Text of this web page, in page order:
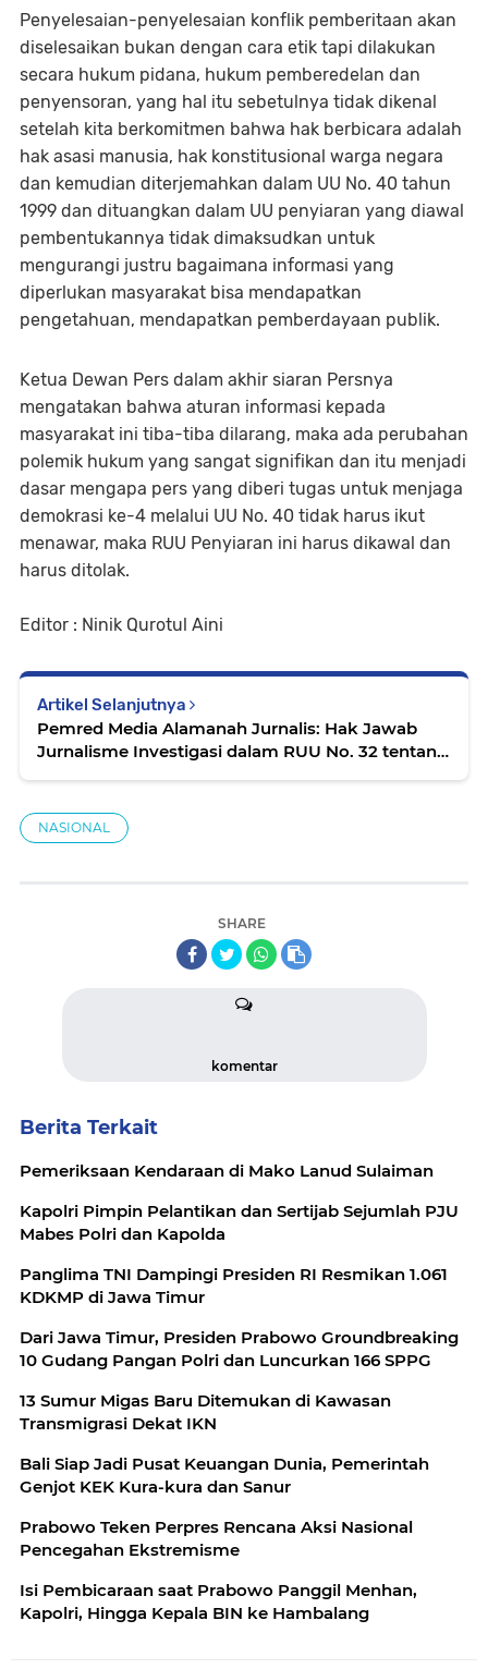
Penyelesaian-penyelesaian konflik pemberitaan akan
diselesaikan bukan dengan cara etik tapi dilakukan
secara hukum pidana, hukum pemberedelan dan
penyensoran, yang hal itu sebetulnya tidak dikenal
setelah kita berkomitmen bahwa hak berbicara adalah
hak asasi manusia, hak konstitusional warga negara
dan kemudian diterjemahkan dalam UU No. 40 tahun
1999 dan dituangkan dalam UU penyiaran yang diawal
pembentukannya tidak dimaksudkan untuk
mengurangi justru bagaimana informasi yang
diperlukan masyarakat bisa mendapatkan
pengetahuan, mendapatkan pemberdayaan publik.
Ketua Dewan Pers dalam akhir siaran Persnya
mengatakan bahwa aturan informasi kepada
masyarakat ini tiba-tiba dilarang, maka ada perubahan
polemik hukum yang sangat signifikan dan itu menjadi
dasar mengapa pers yang diberi tugas untuk menjaga
demokrasi ke-4 melalui UU No. 40 tidak harus ikut
menawar, maka RUU Penyiaran ini harus dikawal dan
harus ditolak.
Editor : Ninik Qurotul Aini
Artikel Selanjutnya
Pemred Media Alamanah Jurnalis: Hak Jawab
Jurnalisme Investigasi dalam RUU No. 32 tentang
NASIONAL
SHARE
komentar
Berita Terkait
Pemeriksaan Kendaraan di Mako Lanud Sulaiman
Kapolri Pimpin Pelantikan dan Sertijab Sejumlah PJU
Mabes Polri dan Kapolda
Panglima TNI Dampingi Presiden RI Resmikan 1.061
KDKMP di Jawa Timur
Dari Jawa Timur, Presiden Prabowo Groundbreaking
10 Gudang Pangan Polri dan Luncurkan 166 SPPG
13 Sumur Migas Baru Ditemukan di Kawasan
Transmigrasi Dekat IKN
Bali Siap Jadi Pusat Keuangan Dunia, Pemerintah
Genjot KEK Kura-kura dan Sanur
Prabowo Teken Perpres Rencana Aksi Nasional
Pencegahan Ekstremisme
Isi Pembicaraan saat Prabowo Panggil Menhan,
Kapolri, Hingga Kepala BIN ke Hambalang